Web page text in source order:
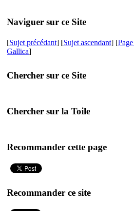
Naviguer sur ce Site
[Sujet précédant] [Sujet ascendant] [
Gallica]
Chercher sur ce Site
Chercher sur la Toile
Recommander cette page
Recommander ce site